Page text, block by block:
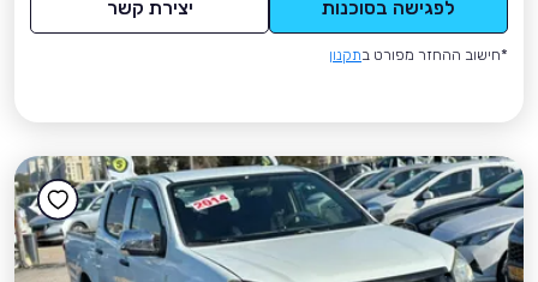
לפגישה בסוכנות יצירת קשר
*חישוב ההחזר מפורט בתקנון